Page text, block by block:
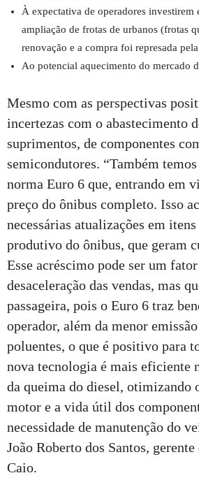
À expectativa de operadores investirem
ampliação de frotas de urbanos (frotas
renovação e a compra foi represada
Ao potencial aquecimento do mercado
Mesmo com as perspectivas
incertezas com o abastecimento
suprimentos, de componentes
semicondutores. “Também temos
norma Euro 6 que, entrando em
preço do ônibus completo. Isso
necessárias atualizações em
produtivo do ônibus, que geram
Esse acréscimo pode ser um
desaceleração das vendas, mas
passageira, pois o Euro 6 traz
operador, além da menor
poluentes, o que é positivo para
nova tecnologia é mais eficiente
da queima do diesel, otimizando
motor e a vida útil dos
necessidade de manutenção do
João Roberto dos Santos,
Caio.